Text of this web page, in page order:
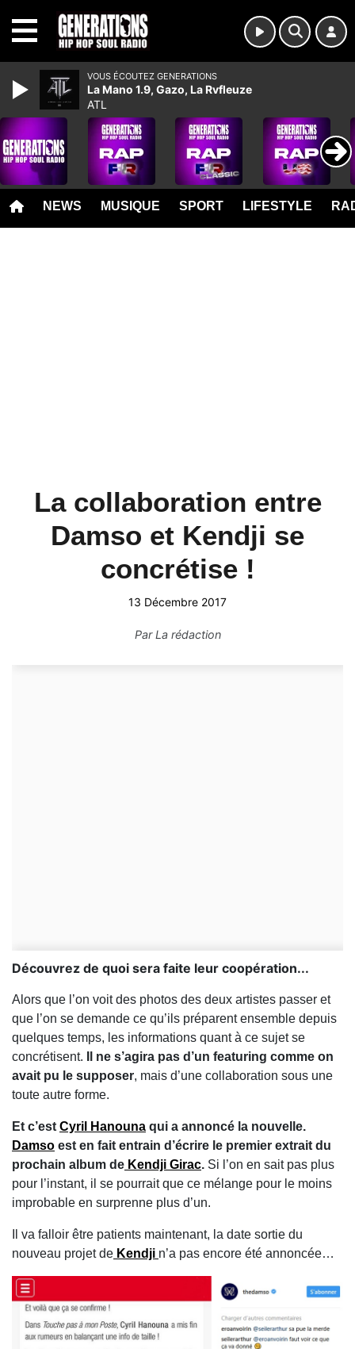
NEWS MUSIQUE SPORT LIFESTYLE
La collaboration entre
Damso et Kendji se
concrétise !
13 Décembre 2017
ParLa rédaction
Découvrez de quoi sera faite leur coopération...
Alors que l’on voit des photos des deux artistes passer et
que l’on se demande ce qu’ils préparent ensemble depuis
quelques temps, les informations quant à ce sujet se
concrétisent.
Il ne s’agira pas d’un featuring comme on
avait pu le supposer, mais d’une collaboration sous une
toute autre forme.
Et c’est Cyril Hanouna qui a annoncé la nouvelle.
Damso est en fait entrain d’écrire le premier extrait du
prochain album de Kendji Girac. Si l’on en sait pas plus
pour l’instant, il se pourrait que ce mélange pour le moins
improbable en surprenne plus d’un.
Il va falloir être patients maintenant, la date sortie du
nouveau projet de Kendji n’a pas encore été annoncée…
VOUS ÉCOUTEZ GENERATIONS
La Mano 1.9, Gazo, La Rvfleuze
ATL